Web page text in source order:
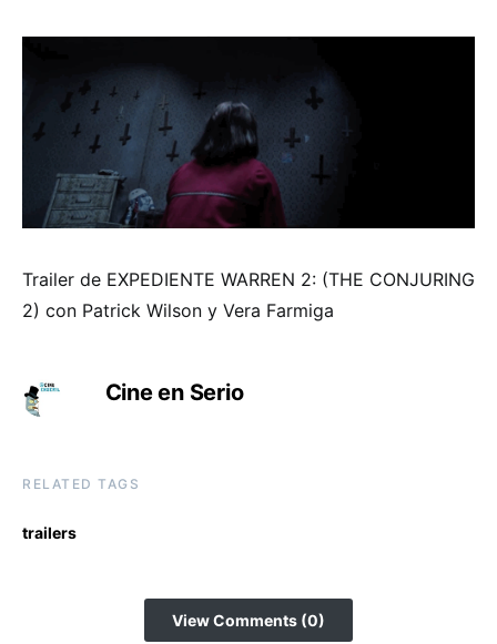
Trailer de EXPEDIENTE WARREN 2: (THE CONJURING
2) con Patrick Wilson y Vera Farmiga
Cine en Serio
RELATED TAGS
trailers
View Comments (0)